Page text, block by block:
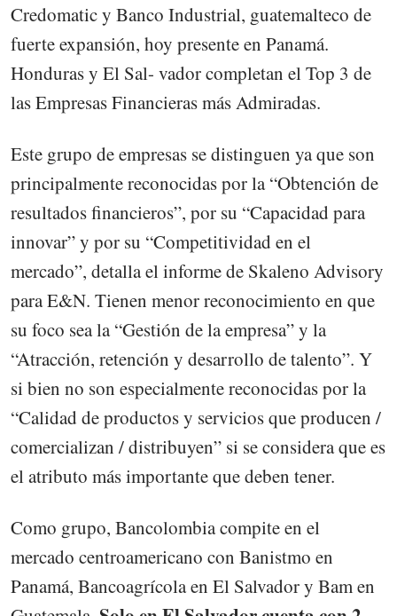
Credomatic y Banco Industrial, guatemalteco de
fuerte expansión, hoy presente en Panamá.
Honduras y El Sal- vador completan el Top 3 de
las Empresas Financieras más Admiradas.
Este grupo de empresas se distinguen ya que son
principalmente reconocidas por la “Obtención de
resultados financieros”, por su “Capacidad para
innovar” y por su “Competitividad en el
mercado”, detalla el informe de Skaleno Advisory
para E&N. Tienen menor reconocimiento en que
su foco sea la “Gestión de la empresa” y la
“Atracción, retención y desarrollo de talento”. Y
si bien no son especialmente reconocidas por la
“Calidad de productos y servicios que producen /
comercializan / distribuyen” si se considera que es
el atributo más importante que deben tener.
Como grupo, Bancolombia compite en el
mercado centroamericano con Banistmo en
Panamá, Bancoagrícola en El Salvador y Bam en